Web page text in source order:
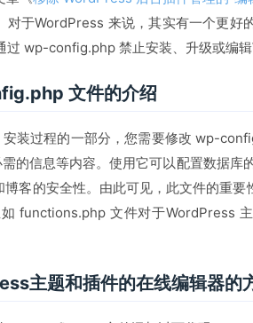
对于WordPress 来说，其实有一个更
过 wp-config.php 禁止安装、升级或编
文件的介绍
装过程的一部分，您需要修改 wp-
的信息等内容。使用它可以配置数据库
博客的安全性。由此可见，此文件的重
functions.php 文件对于WordPress
主题和插件的在线编辑器的